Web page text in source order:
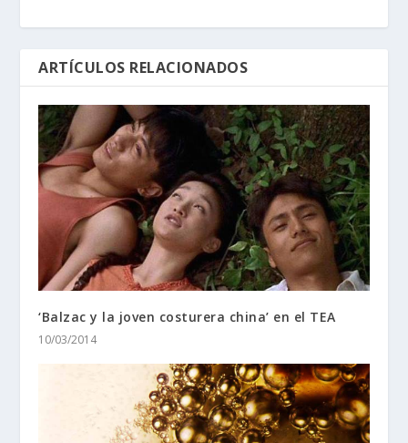
ARTÍCULOS RELACIONADOS
‘Balzac y la joven costurera china’ en el TEA
10/03/2014